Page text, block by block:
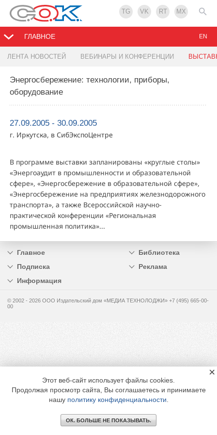
TG VK RT MX
ГЛАВНОЕ
ЛЕНТА НОВОСТЕЙ ВЕБИНАРЫ И КОНФЕРЕНЦИИ
EN
Энергосбережение: технологии, приборы,
оборудование
27.09.2005 - 30.09.2005
г. Иркутска, в СибЭкспоЦентре
В программе выставки запланированы «круглые столы»
«Энергоаудит в промышленности и образовательной
сфере», «Энергосбережение в образовательной сфере»,
«Энергосбережение на предприятиях железнодорожного
транспорта», а также Всероссийской научно-
практической конференции «Региональная
промышленная политика»...
Главное
Библиотека
Подписка
Реклама
Информация
© 2002 - 2026 OOO Издательский дом «МЕДИА ТЕХНОЛОДЖИ» +7 (495) 665-00-
00
Этот веб-сайт использует файлы cookies.
Продолжая просмотр сайта, Вы соглашаетесь и принимаете
нашу политику конфиденциальности
ОК. БОЛЬШЕ НЕ ПОКАЗЫВАТЬ.
×